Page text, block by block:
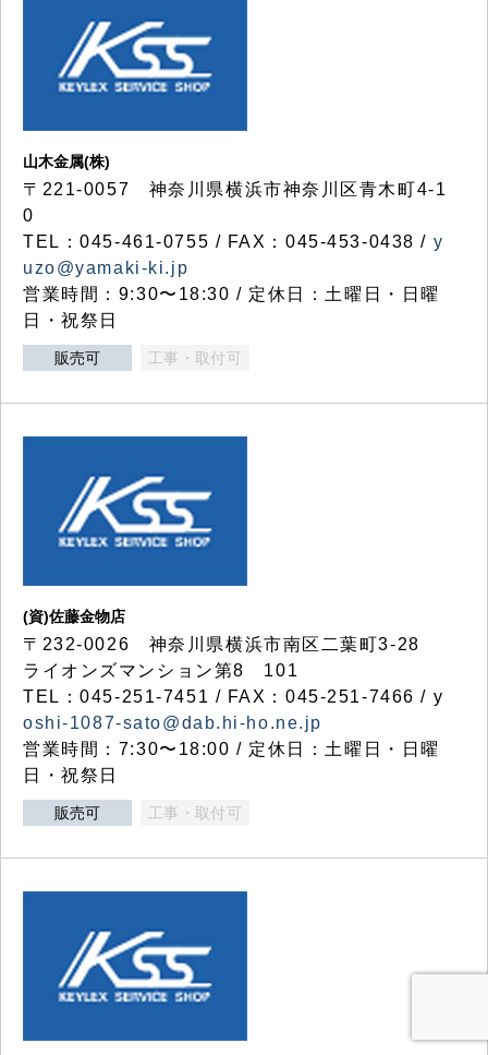
山木金属(株)
〒221-0057 神奈川県横浜市神奈川区青木町4-1
0
TEL：045-461-0755 / FAX：045-453-0438 / y
uzo@yamaki-ki.jp
営業時間：9:30〜18:30 / 定休日：土曜日・日曜
日・祝祭日
販売可 工事・取付可
(資)佐藤金物店
〒232-0026 神奈川県横浜市南区二葉町3-28
ライオンズマンション第8 101
TEL：045-251-7451 / FAX：045-251-7466 / y
oshi-1087-sato@dab.hi-ho.ne.jp
営業時間：7:30〜18:00 / 定休日：土曜日・日曜
日・祝祭日
販売可 工事・取付可